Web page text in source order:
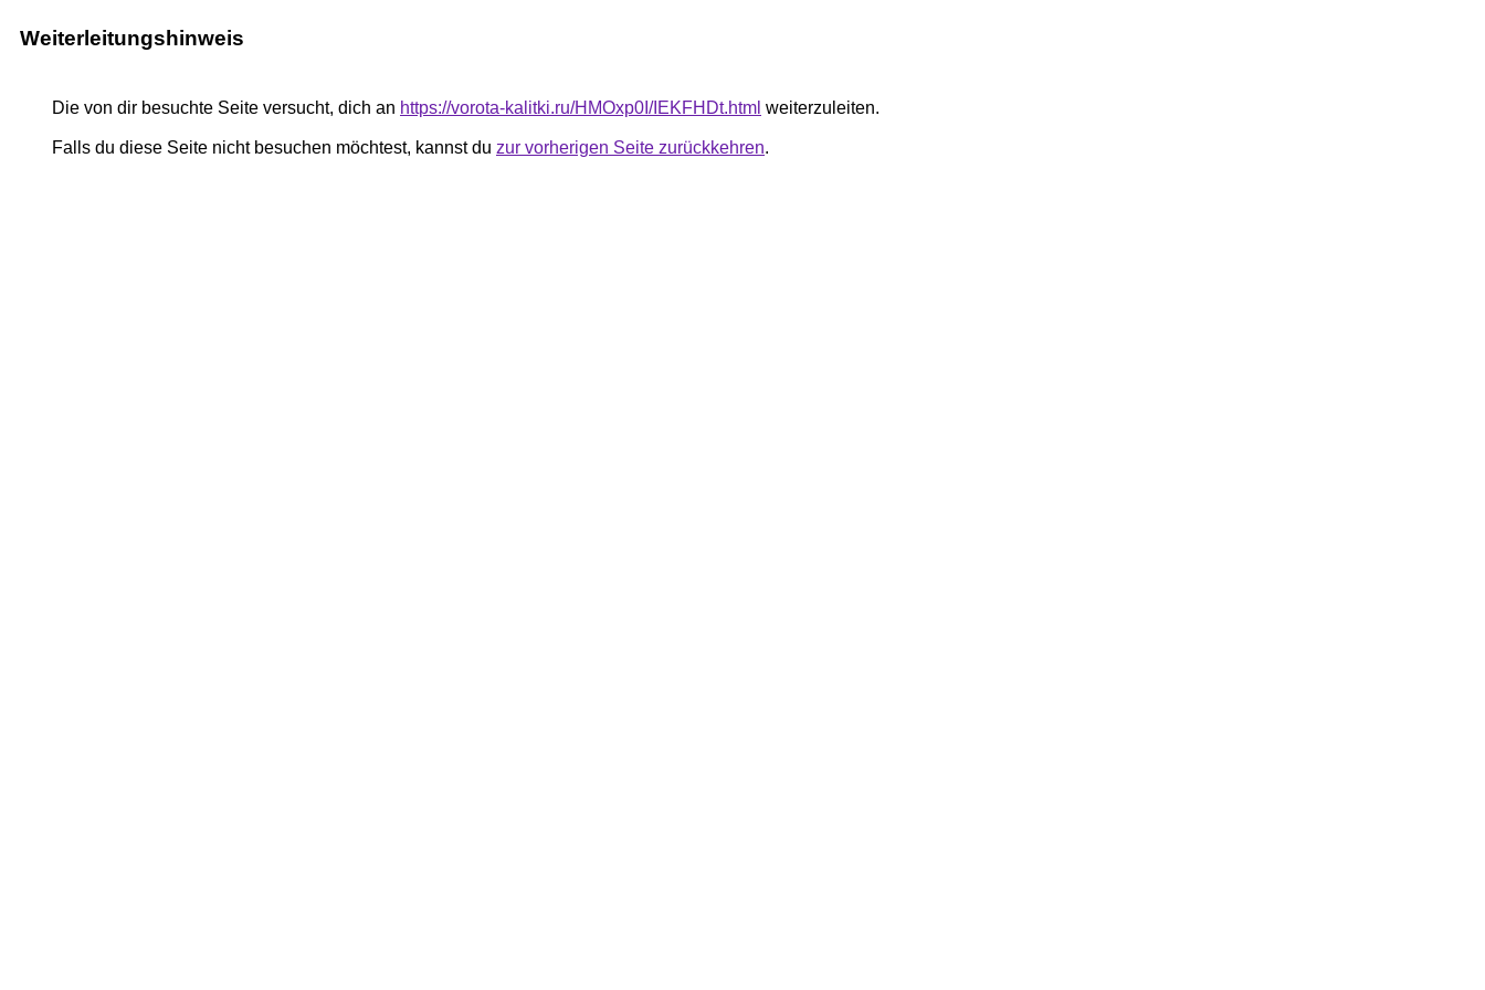
Weiterleitungshinweis
Die von dir besuchte Seite versucht, dich an https://vorota-kalitki.ru/HMOxp0I/IEKFHDt.html weiterzuleiten.
Falls du diese Seite nicht besuchen möchtest, kannst du zur vorherigen Seite zurückkehren.